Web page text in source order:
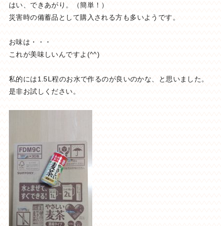
はい、できあがり。（簡単！）
災害時の備蓄品として購入される方も多いようです。
お味は・・・
これが美味しいんですよ(^^)
私的には1.5L程のお水で作るのが良いのかな、と思いました。
是非お試しください。